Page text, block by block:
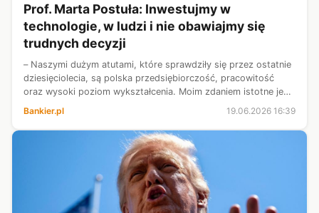
Prof. Marta Postuła: Inwestujmy w
technologie, w ludzi i nie obawiajmy się
trudnych decyzji
– Naszymi dużym atutami, które sprawdziły się przez ostatnie
dziesięciolecia, są polska przedsiębiorczość, pracowitość
oraz wysoki poziom wykształcenia. Moim zdaniem istotne jest,
w kontekś...
Bankier.pl 19.06.2026 16:39